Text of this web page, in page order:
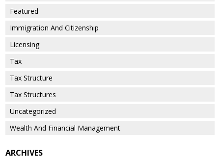
Featured
Immigration And Citizenship
Licensing
Tax
Tax Structure
Tax Structures
Uncategorized
Wealth And Financial Management
ARCHIVES